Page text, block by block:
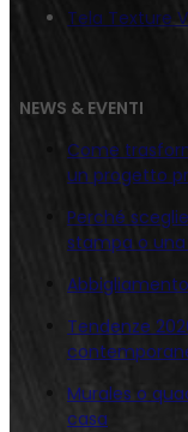
Tela Texture
NEWS & EVENTI
Come
un progetto
Perché
stampa o
Tendenze
Murales o
casa